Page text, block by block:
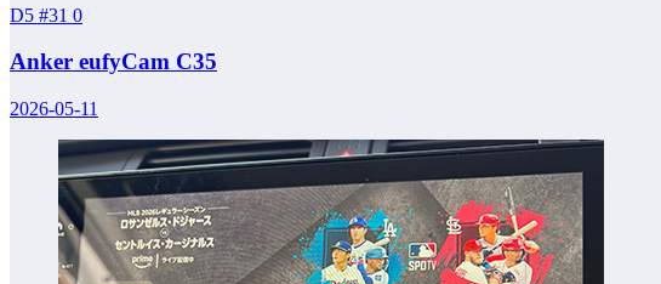
D5 #31 0
Anker eufyCam C35
2026-05-11